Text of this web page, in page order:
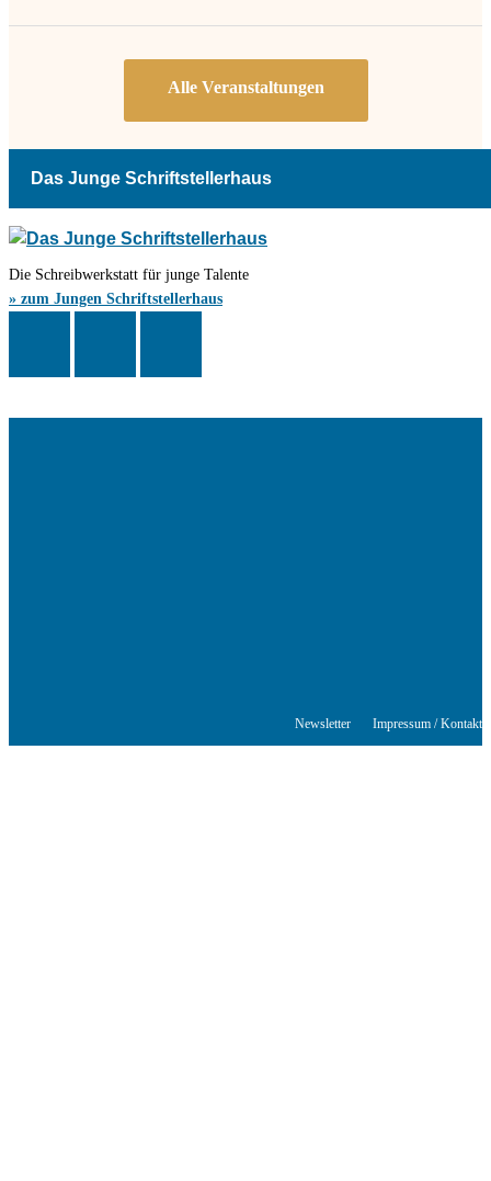
Das Junge Schriftstellerhaus
Die Schreibwerkstatt für junge Talente
» zum Jungen Schriftstellerhaus
Newsletter
Impressum / Kontakt